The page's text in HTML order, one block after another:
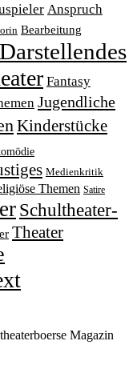
Anspruch
Bearbeitung
Darstellendes
Fantasy
Jugendliche
Kinderstücke
Medienkritik
Themen Satire
Schultheater-
Theater
Magazin